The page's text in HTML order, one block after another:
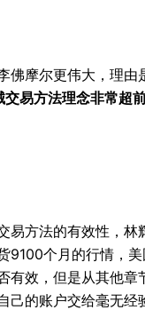
佛摩尔更伟大，理由
易方法理念非常超前
易方法的有效性，
9100个月的行情，
有效，但是从其他
己的账户交给毫无